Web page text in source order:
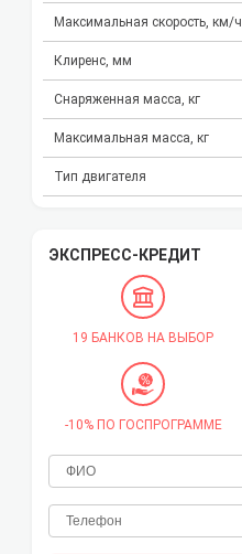
Максимальная скорость, км/ч
Клиренс, мм
Снаряженная масса, кг
Максимальная масса, кг
Тип двигателя
ЭКСПРЕСС-КРЕДИТ
19 БАНКОВ НА ВЫБОР
-10% ПО ГОСПРОГРАММЕ